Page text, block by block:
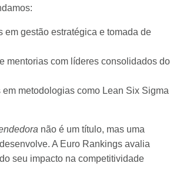
em gestão estratégica e tomada de
mentorias com líderes consolidados do
metodologias como Lean Six Sigma
não é um título, mas uma
A Euro Rankings avalia
seu impacto na competitividade